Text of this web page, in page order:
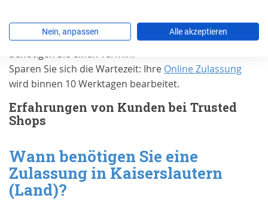
Für die Zulassung Ihres Autos inKaiserslautern (Land)
benötigen Sie einen Termin.
Sparen Sie sich die Wartezeit: Ihre Online Zulassung
wird binnen 10 Werktagen bearbeitet.
Erfahrungen von Kunden bei Trusted
Shops
Wann benötigen Sie eine
Zulassung in Kaiserslautern
(Land)?
Nein, anpassen Alle akzeptieren